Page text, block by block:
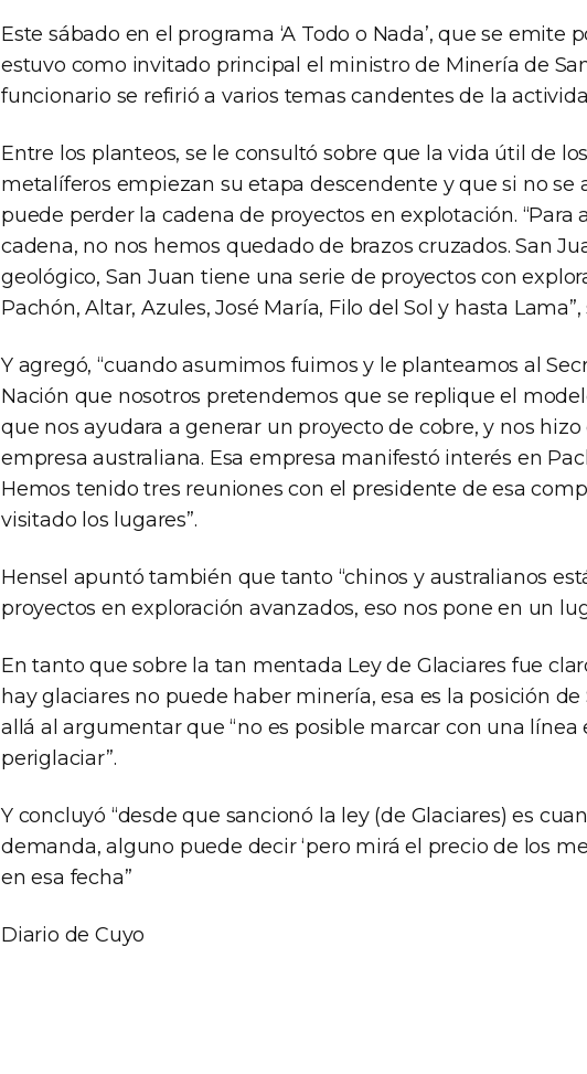
Este sábado en el programa ‘A Todo o Nada’, que se emite
estuvo como invitado principal el ministro de Minería de
funcionario se refirió a varios temas candentes de la
Entre los planteos, se le consultó sobre que la vida útil de
metalíferos empiezan su etapa descendente y que si no se
puede perder la cadena de proyectos en explotación. “Para
cadena, no nos hemos quedado de brazos cruzados. San
geológico, San Juan tiene una serie de proyectos con
Pachón, Altar, Azules, José María, Filo del Sol y hasta
Y agregó, “cuando asumimos fuimos y le planteamos al
Nación que nosotros pretendemos que se replique el
que nos ayudara a generar un proyecto de cobre, y nos
empresa australiana. Esa empresa manifestó interés en
Hemos tenido tres reuniones con el presidente de esa
visitado los lugares”.
Hensel apuntó también que tanto “chinos y australianos
proyectos en exploración avanzados, eso nos pone en un
En tanto que sobre la tan mentada Ley de Glaciares fue
hay glaciares no puede haber minería, esa es la posición de
allá al argumentar que “no es posible marcar con una línea
periglaciar”.
Y concluyó “desde que sancionó la ley (de Glaciares) es
demanda, alguno puede decir ‘pero mirá el precio de los
en esa fecha”
Diario de Cuyo